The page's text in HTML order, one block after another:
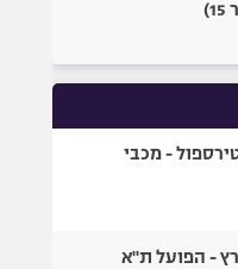
- מכבי
- הפועל ת"א